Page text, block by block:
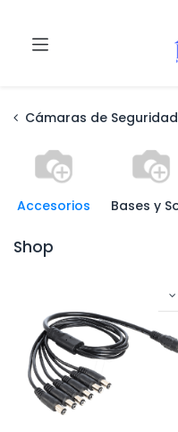
Cámaras de Seguridad
Accesorios
Shop